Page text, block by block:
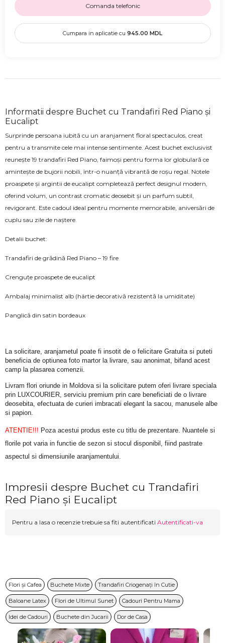
Comanda telefonic
Cumpara in aplicatie cu 945.00 MDL
Informatii despre Buchet cu Trandafiri Red Piano și
Eucalipt
Surprinde persoana iubită cu un aranjament floral spectaculos, creat
pentru a transmite cele mai intense sentimente. Acest buchet exclusivist
reunește 19 trandafiri Red Piano, faimoși pentru forma lor globulară ce
amintește de bujorii nobili, într-o nuanță vibrantă de roșu regal. Notele
proaspete și argintii de eucalipt completează perfect designul modern,
oferind volum, un contrast cromatic deosebit și un parfum subtil,
revigorant. Este cadoul ideal pentru momente memorabile, aniversări de
cuplu sau zile de naștere.
Detalii buchet:
Trandafiri de grădină Red Piano – 19 fire
Crenguțe proaspete de eucalipt
Ambalaj minimalist alb (hârtie decorativă rezistentă la umiditate)
Panglică din satin bordeaux
La solicitare, aranjametul poate fi insotit de o felicitare Gratuita si puteti
beneficia de optiunea foto martor la livrare, sau anonimat, bifand acest
camp la plasarea comenzii.
Livram flori oriunde in Moldova si la solicitare putem oferi livrare speciala
prin LUXCOURIER, serviciu premium prin care beneficiati de o livrare
deosebita, efectuata de curieri imbracati elegant la sacou, manusele albe
si papion.
ATENTIE!!! Poza acestui produs este cu titlu de prezentare. Nuantele si
florile pot varia in functie de sezon si stocul disponibil, fiind pastrate
aspectul si dimensiunile aranjamentului.
Impresii despre Buchet cu Trandafiri
Red Piano și Eucalipt
Pentru a lasa o recenzie trebuie sa fiti autentificati Autentificati-va
Flori și Cafea Buchete Mixte Trandafiri Criogenați în Cutie
Baloane Latex Flori de Ultimul Sunet Cadouri Pentru Mama
Idei de Cadouri Buchete din Jucarii Dor de Casa